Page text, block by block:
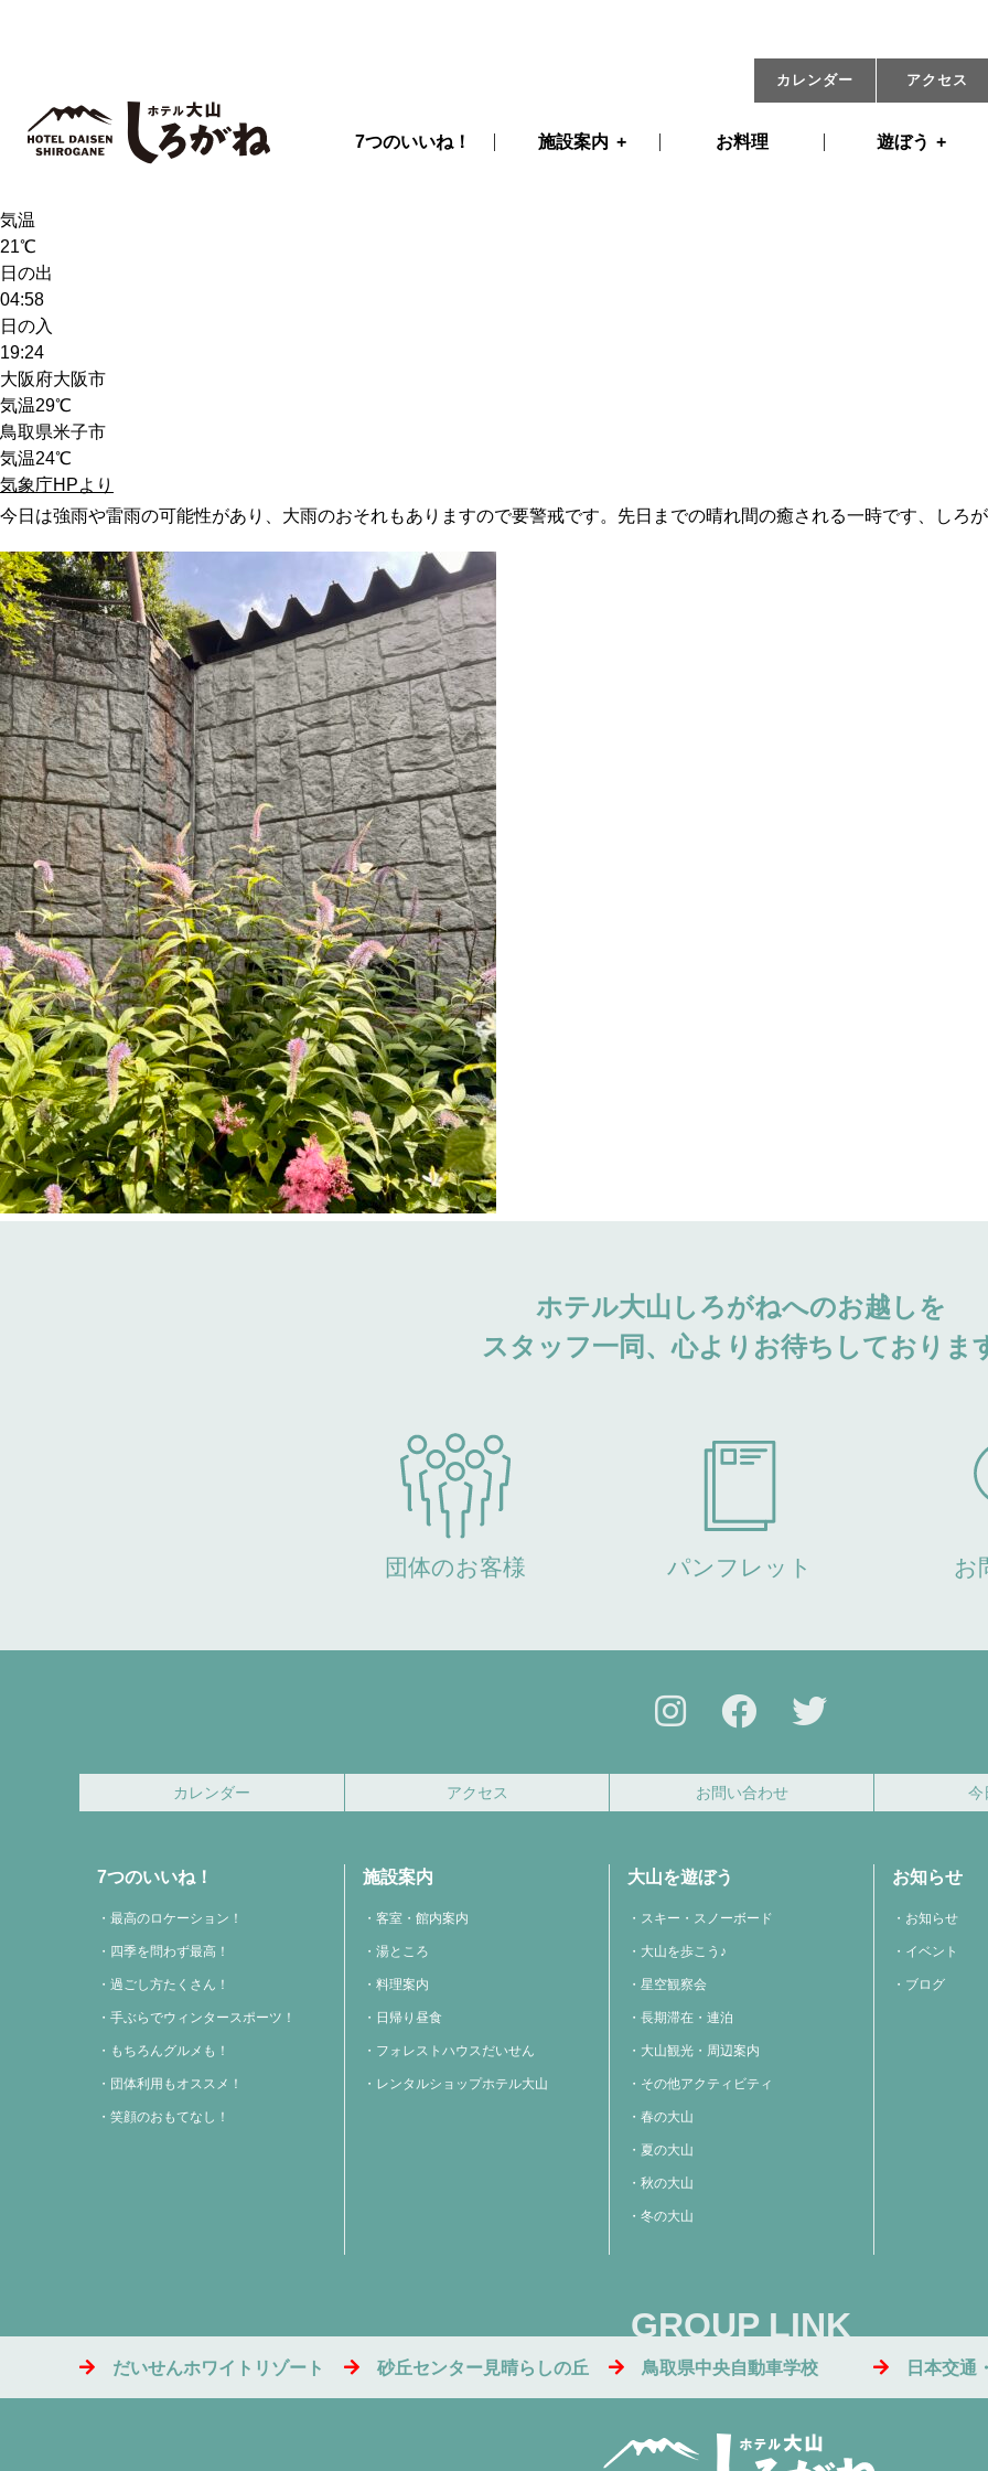
カレンダー アクセス
7つのいいね！ 施設案内 お料理 遊ぼう
07月08日(土) 09:00
気温
21℃
日の出
04:58
日の入
19:24
大阪府大阪市
気温29℃
鳥取県米子市
気温24℃
気象庁HPより
今日は強雨や雷雨の可能性があり、大雨のおそれもありますので要警戒です。先日までの晴れ間の癒される一時です、しろ
ホテル大山しろがねへのお越しを
スタッフ一同、心よりお待ちしておりま
団体のお客様 パンフレット お
カレンダー アクセス お問い合わせ 今
7つのいいね！
最高のロケーション！
四季を問わず最高！
過ごし方たくさん！
手ぶらでウィンタースポーツ！
もちろんグルメも！
団体利用もオススメ！
笑顔のおもてなし！
施設案内
客室・館内案内
湯ところ
料理案内
日帰り昼食
フォレストハウスだいせん
レンタルショップホテル大山
大山を遊ぼう
スキー・スノーボード
大山を歩こう♪
星空観察会
長期滞在・連泊
大山観光・周辺案内
その他アクティビティ
春の大山
夏の大山
秋の大山
冬の大山
お知らせ
お知らせ
イベント
ブログ
GROUP LINK
だいせんホワイトリゾート 砂丘センター見晴らしの丘 鳥取県中央自動車学校 日本交通